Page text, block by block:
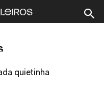
quietinha